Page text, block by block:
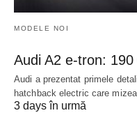
MODELE NOI
Audi A2 e-tron:
Audi a prezentat primele
hatchback electric care
3 days în urmă